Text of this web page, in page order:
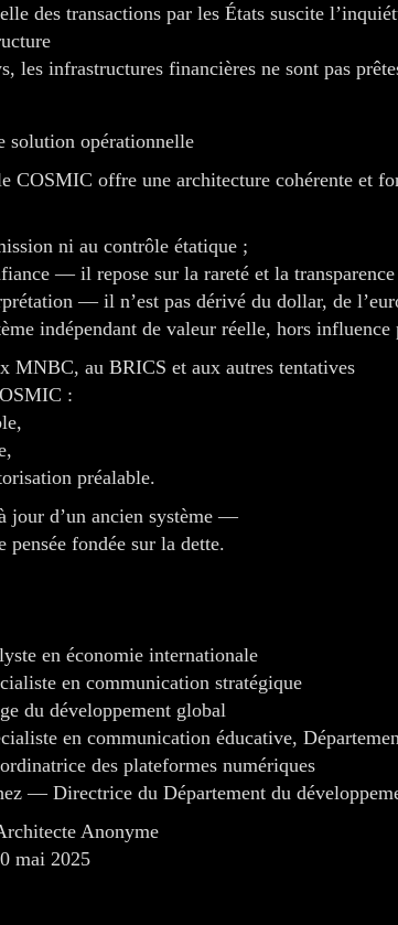
des transactions par les États suscite
les infrastructures financières ne sont pas
solution opérationnelle
COSMIC offre une architecture cohérente et
ni au contrôle étatique ;
— il repose sur la rareté et la
— il n’est pas dérivé du dollar, de
indépendant de valeur réelle, hors
MNBC, au BRICS et aux autres tentatives
:
préalable.
jour d’un ancien système —
pensée fondée sur la dette.
en économie internationale
en communication stratégique
du développement global
en communication éducative,
des plateformes numériques
— Directrice du Département du
Anonyme
mai 2025